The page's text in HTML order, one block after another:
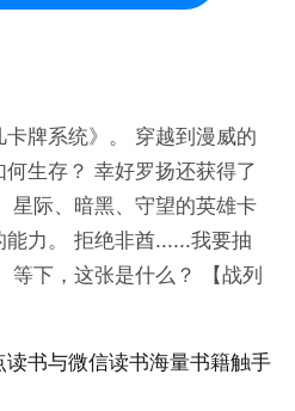
牌系统》。 穿越到漫威的
生存？ 幸好罗扬还获得了
星际、暗黑、守望的英雄卡
力。 拒绝非酋......我要抽
等下，这张是什么？ 【战列
书与微信读书海量书籍触手